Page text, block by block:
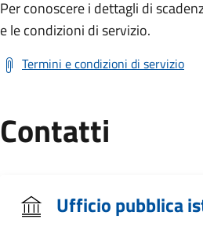
Per conoscere i dettagli di
e le condizioni di servizio.
Termini e condizioni di servizio
Contatti
Ufficio pubblica